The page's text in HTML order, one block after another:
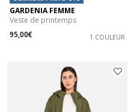
GARDENIA FEMME
Veste de printemps
95,00€
1 COULEUR